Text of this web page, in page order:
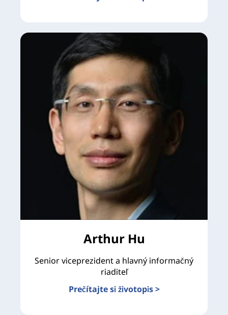
Arthur Hu
Senior viceprezident a hlavný informačný
riaditeľ
Prečítajte si životopis >